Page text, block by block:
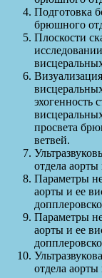
Подготовка
брюшного
Плоскости
эхогенность
просвета
ветвей.
отдела
Параметры
аорты и ее
Параметры
аорты и ее
отдела